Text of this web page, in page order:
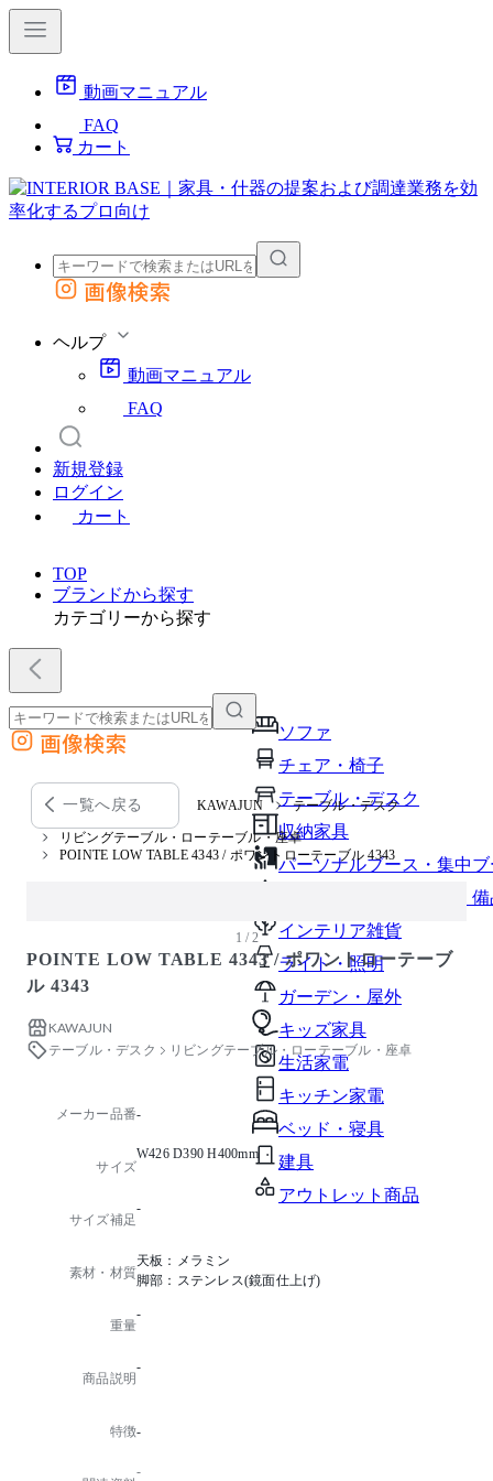
動画マニュアル
FAQ
カート
外部サイトの商品をカートに追加
画像検索
ヘルプ
動画マニュアル
FAQ
新規登録
ログイン
カート
TOP
ブランドから探す
カテゴリーから探す
ソファ
チェア・椅子
テーブル・デスク
収納家具
パーソナルブース・集中
オフィスアクセサリー・
インテリア雑貨
ライト・照明
ガーデン・屋外
キッズ家具
生活家電
キッチン家電
ベッド・寝具
建具
アウトレット商品
外部サイトの商品をカートに追加
他のサイトで見つけた商品ページのURLを貼り付けて、カートに追加できます
画像検索
一覧へ戻る KAWAJUN テーブル・デスク
リビングテーブル・ローテーブル・座卓
POINTE LOW TABLE 4343 / ポワントローテーブル 4343
1 / 2
POINTE LOW TABLE 4343 / ポワントローテーブ
ル 4343
KAWAJUN
テーブル・デスク
リビングテーブル・ローテーブル・座卓
メーカー品番-
サイズ
W426 D390 H400mm
サイズ補足
-
素材・材質
天板：メラミン
脚部：ステンレス(鏡面仕上げ)
重量
-
商品説明
-
特徴-
-